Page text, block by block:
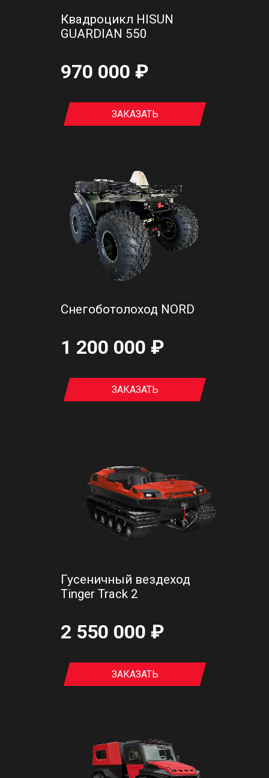
Квадроцикл HISUN
GUARDIAN 550
970 000 ₽
ЗАКАЗАТЬ
Снегоботолоход NORD
1 200 000 ₽
ЗАКАЗАТЬ
Гусеничный вездеход
Tinger Track 2
2 550 000 ₽
ЗАКАЗАТЬ